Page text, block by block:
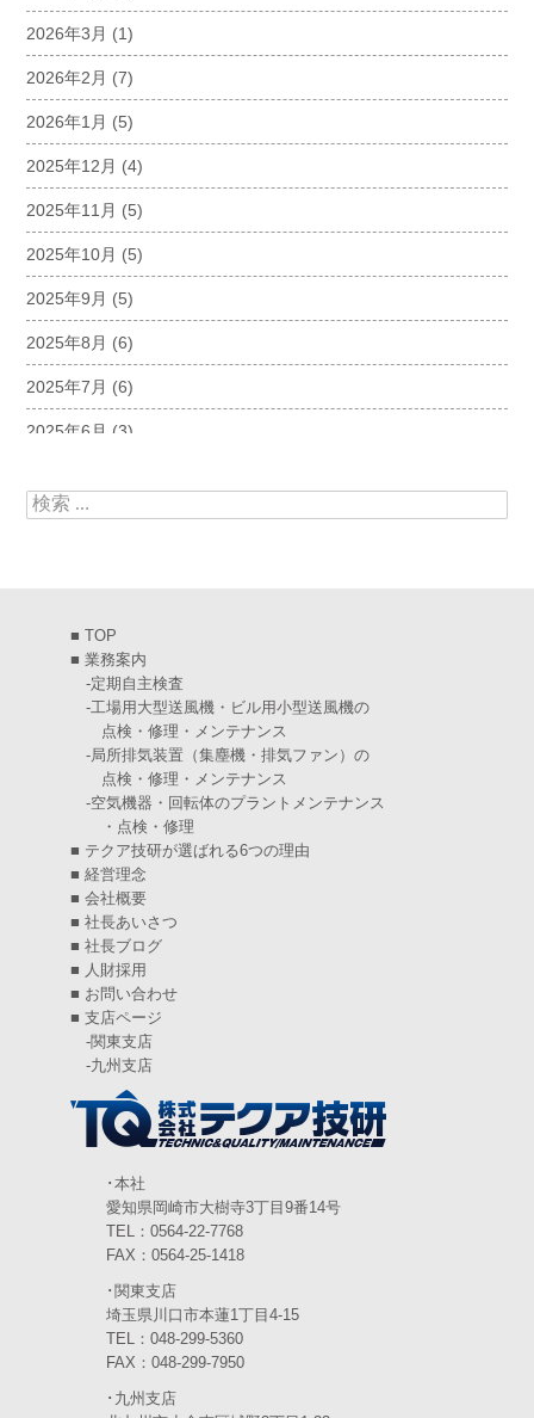
2026年3月 (1)
2026年2月 (7)
2026年1月 (5)
2025年12月 (4)
2025年11月 (5)
2025年10月 (5)
2025年9月 (5)
2025年8月 (6)
2025年7月 (6)
2025年6月 (3)
2025年4月(5)
2025年1月(7)
2024年12月(4)
2024年11月(6)
2024年10月(5)
2024年9月(4)
2024年8月(5)
2024年7月(6)
2024年6月 (4)
2024年5月(5)
2024年4月(5)
(6)
2024年2月(4)
(6)
2023年12月(3)
2023年10月(3)
2023年9月(4)
(3)
検索:
■ TOP
■ 業務案内
-定期自主検査
-工場用大型送風機・ビル用小型送風機の
点検・修理・メンテナンス
-局所排気装置（集塵機・排気ファン）の
点検・修理・メンテナンス
-空気機器・回転体のプラントメンテナンス
・点検・修理
■ テクア技研が選ばれる6つの理由
■ 経営理念
■ 会社概要
■ 社長あいさつ
■ 社長ブログ
■ 人財採用
■ お問い合わせ
■ 支店ページ
-関東支店
-九州支店
･本社
愛知県岡崎市大樹寺3丁目9番14号
TEL：0564-22-7768
FAX：0564-25-1418
･関東支店
埼玉県川口市本蓮1丁目4-15
TEL：048-299-5360
FAX：048-299-7950
･九州支店